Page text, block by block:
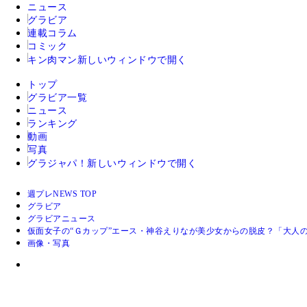
ニュース
グラビア
連載コラム
コミック
キン肉マン 新しいウィンドウで開く
トップ
グラビア一覧
ニュース
ランキング
動画
写真
グラジャパ！ 新しいウィンドウで開く
週プレNEWS TOP
グラビア
グラビアニュース
仮面女子の“Ｇカップ”エース・神谷えりなが美少女からの脱皮？「大人
画像・写真